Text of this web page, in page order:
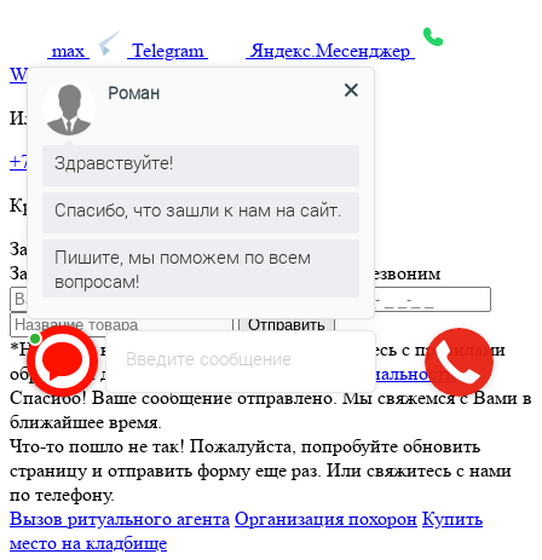
max Telegram
Яндекс.Месенджер
What’sApp
Или позвоните по телефону:
+7 495 150-36-47
Круглосуточная горячая линия
Заказать товар
Заполните и отправьте форму и мы вам перезвоним
Отправить
*Нажимая кнопку Отправить вы соглашаетесь с правилами
обработки данных и политикой конфиденциальности
Спасибо! Ваше сообщение отправлено. Мы свяжемся с Вами в
ближайшее время.
Что-то пошло не так! Пожалуйста, попробуйте обновить
страницу и отправить форму еще раз. Или свяжитесь с нами
по телефону.
Вызов ритуального агента Организация похорон Купить
место на кладбище
Введите сообщение
Роман
Здравствуйте!
Спасибо, что зашли к нам на сайт.
Пишите, мы поможем по всем
вопросам!